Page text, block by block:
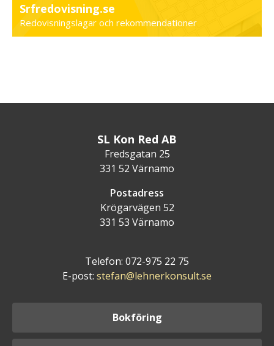
Srfredovisning.se
Redovisningslagar och rekommendationer
SL Kon Red AB
Fredsgatan 25
331 52 Värnamo
Postadress
Krögarvägen 52
331 53 Värnamo
Telefon: 072-975 22 75
E-post: stefan@lehnerkonsult.se
Bokföring